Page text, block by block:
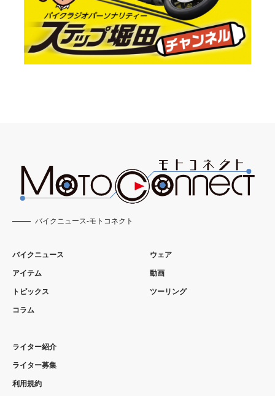
バイクニュース-モトコネクト
バイクニュース
アイテム
トピックス
コラム
ウェア
動画
ツーリング
ライター紹介
ライター募集
利用規約